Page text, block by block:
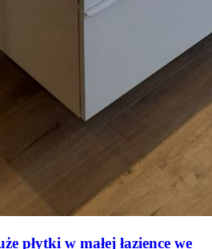
płytki w małej łazience we